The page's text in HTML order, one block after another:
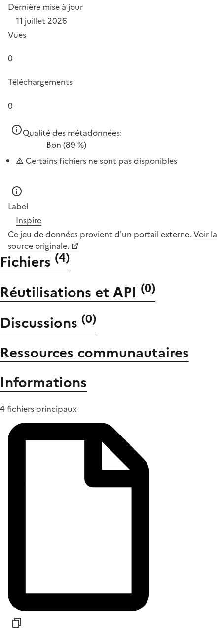
Dernière mise à jour
11 juillet 2026
Vues
0
Téléchargements
0
Qualité des métadonnées:
Bon (89 %)
Certains fichiers ne sont pas disponibles
Label
Inspire
Ce jeu de données provient d'un portail externe. Voir la
source originale.
Fichiers (4)
Réutilisations et API (0)
Discussions (0)
Ressources communautaires
Informations
4 fichiers principaux